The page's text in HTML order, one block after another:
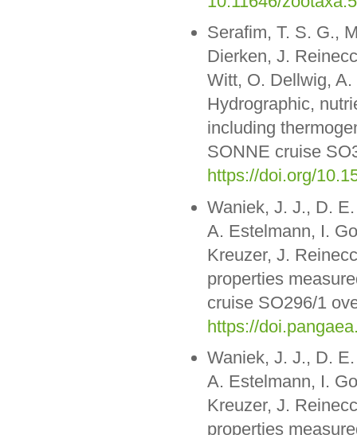
Serafim, T. S. G.,
Dierken, J.
Witt, O. Dellwig,
Hydrographic,
including
SONNE cruise
https://doi.org/
Waniek, J. J., D.
A. Estelmann, I.
Kreuzer, J.
properties
cruise SO296/1
https://
Waniek, J. J., D.
A. Estelmann, I.
Kreuzer, J.
properties